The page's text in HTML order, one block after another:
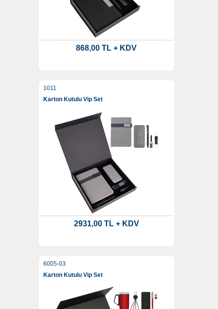
868,00 TL + KDV
1011
Karton Kutulu Vip Set
2931,00 TL + KDV
6005-03
Karton Kutulu Vip Set